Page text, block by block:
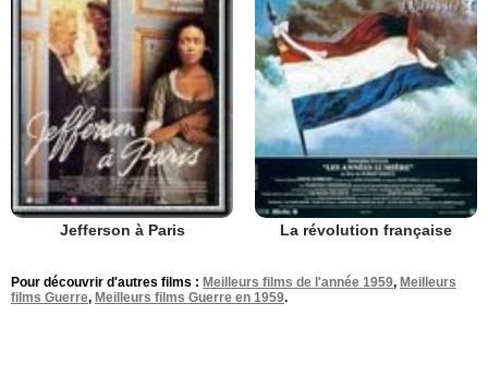
Jefferson à Paris La révolution française
Pour découvrir d'autres films : Meilleurs films de l'année 1959, Meilleurs
films Guerre, Meilleurs films Guerre en 1959.